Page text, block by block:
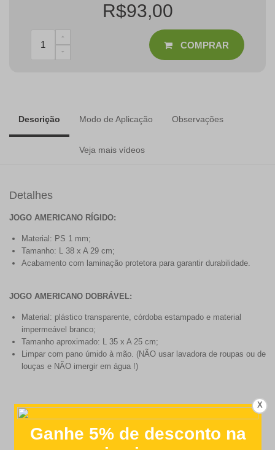
R$93,00
COMPRAR
Descrição Modo de Aplicação Observações
Veja mais vídeos
Detalhes
JOGO AMERICANO RÍGIDO:
Material: PS 1 mm;
Tamanho: L 38 x A 29 cm;
Acabamento com laminação protetora para garantir durabilidade.
JOGO AMERICANO DOBRÁVEL:
Material: plástico transparente, córdoba estampado e material
impermeável branco;
Tamanho aproximado: L 35 x A 25 cm;
Limpar com pano úmido à mão. (NÃO usar lavadora de roupas ou de
louças e NÃO imergir em água !)
X